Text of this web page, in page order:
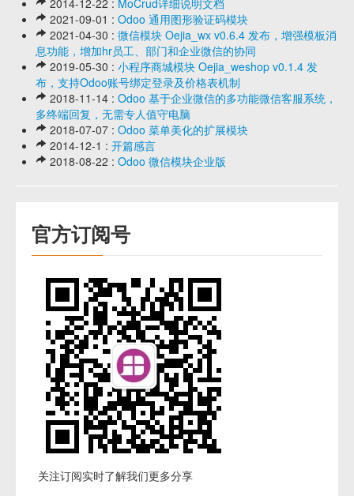
2014-12-22 : MoCrud详细说明文档
2021-09-01 : Odoo 通用图形验证码模块
2021-04-30 : 微信模块 Oejia_wx v0.6.4 发布，增强模板消
息功能，增加hr员工、部门和企业微信的协同
2019-05-30 : 小程序商城模块 Oejia_weshop v0.1.4 发
布，支持Odoo账号绑定登录及价格表机制
2018-11-14 : Odoo 基于企业微信的多功能微信客服系统，
多终端回复，无需专人值守电脑
2018-07-07 : Odoo 菜单美化的扩展模块
2014-12-1 : 开篇感言
2018-08-22 : Odoo 微信模块企业版
官方订阅号
关注订阅实时了解我们更多分享